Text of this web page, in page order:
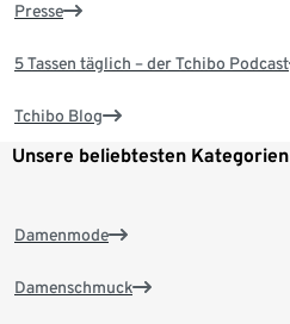
Presse
5 Tassen täglich – der Tchibo Podcast
Tchibo Blog
Unsere beliebtesten Kategorien
Damenmode
Damenschmuck